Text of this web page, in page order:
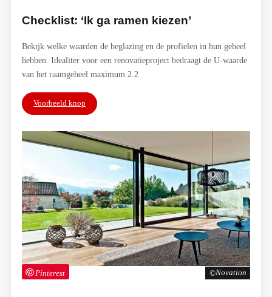
Novation
Pinterest
Checklist: ‘Ik ga ramen kiezen’
Bekijk welke waarden de beglazing en de profielen in hun geheel
hebben. Idealiter voor een renovatieproject bedraagt de U-waarde
van het raamgeheel maximum 2.2
Voorbeeld knop